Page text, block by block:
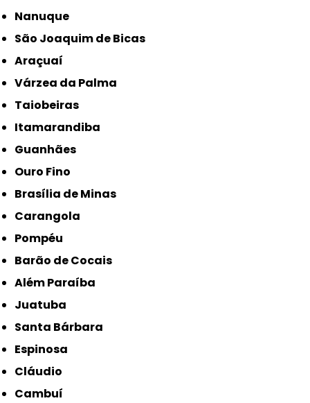
Nanuque
São Joaquim de Bicas
Araçuaí
Várzea da Palma
Taiobeiras
Itamarandiba
Guanhães
Ouro Fino
Brasília de Minas
Carangola
Pompéu
Barão de Cocais
Além Paraíba
Juatuba
Santa Bárbara
Espinosa
Cláudio
Cambuí